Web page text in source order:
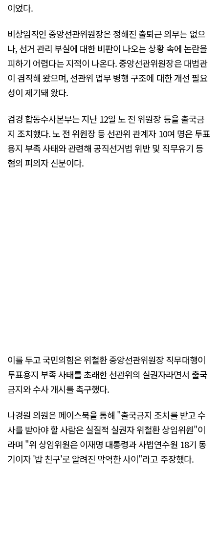
이었다.
비상임직인 중앙선관위원장은 정해진 출퇴근 의무는 없으
나, 선거 관리 부실에 대한 비판이 나오는 상황 속에 논란을
피하기 어렵다는 지적이 나온다. 중앙선관위원장은 대법관
이 겸직해 왔으며, 선관위 업무 병행 구조에 대한 개선 필요
성이 제기돼 왔다.
검경 합동수사본부는 지난 12일 노 전 위원장 등을 출국금
지 조치했다. 노 전 위원장 등 선관위 관계자 10여 명은 투표
용지 부족 사태와 관련해 공직선거법 위반 및 직무유기 등
혐의 피의자 신분이다.
이를 두고 국민의힘은 위철환 중앙선관위원장 직무대행이
투표용지 부족 사태를 초래한 선관위의 실권자라면서 출국
금지와 수사 개시를 촉구했다.
나경원 의원은 페이스북을 통해 "출국금지 조치를 받고 수
사를 받아야 할 사람은 실질적 실권자 위철환 상임위원"이
라며 "위 상임위원은 이재명 대통령과 사법연수원 18기 동
기이자 '밥 친구'로 알려진 막역한 사이"라고 주장했다.